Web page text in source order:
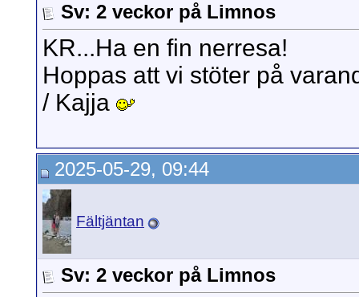
Sv: 2 veckor på Limnos
KR...Ha en fin nerresa!
Hoppas att vi stöter på
/ Kajja
2025-05-29, 09:44
Fältjäntan
Sv: 2 veckor på Limnos